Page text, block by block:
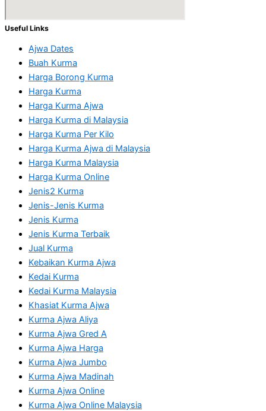
Useful Links
Ajwa Dates
Buah Kurma
Harga Borong Kurma
Harga Kurma
Harga Kurma Ajwa
Harga Kurma di Malaysia
Harga Kurma Per Kilo
Harga Kurma Ajwa di Malaysia
Harga Kurma Malaysia
Harga Kurma Online
Jenis2 Kurma
Jenis-Jenis Kurma
Jenis Kurma
Jenis Kurma Terbaik
Jual Kurma
Kebaikan Kurma Ajwa
Kedai Kurma
Kedai Kurma Malaysia
Khasiat Kurma Ajwa
Kurma Ajwa Aliya
Kurma Ajwa Gred A
Kurma Ajwa Harga
Kurma Ajwa Jumbo
Kurma Ajwa Madinah
Kurma Ajwa Online
Kurma Ajwa Online Malaysia